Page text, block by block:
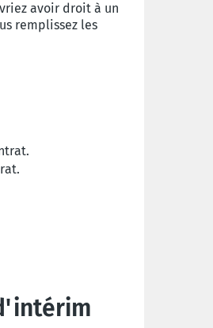
avoir droit à un
remplissez les